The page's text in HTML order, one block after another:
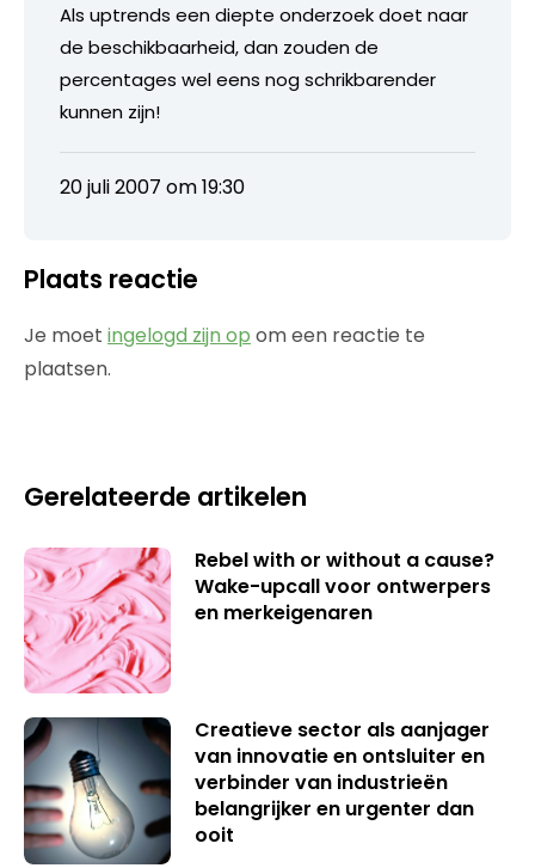
Als uptrends een diepte onderzoek doet naar
de beschikbaarheid, dan zouden de
percentages wel eens nog schrikbarender
kunnen zijn!
20 juli 2007 om 19:30
Plaats reactie
Je moet ingelogd zijn op om een reactie te
plaatsen.
Gerelateerde artikelen
Rebel with or without a cause?
Wake-upcall voor ontwerpers
en merkeigenaren
Creatieve sector als aanjager
van innovatie en ontsluiter en
verbinder van industrieën
belangrijker en urgenter dan
ooit